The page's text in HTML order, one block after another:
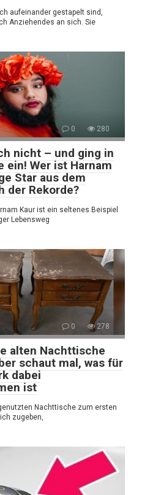
aufeinander gestapelt sind,
Anziehendes an sich. Sie
0 280
nicht – und ging in
ein! Wer ist Harnam
Star aus dem
der Rekorde?
Kaur ist ein seltenes Beispiel
Lebensweg
0 278
alten Nachttische
schaut mal, was für
dabei
ist
Nachttische zum ersten
zugeben,